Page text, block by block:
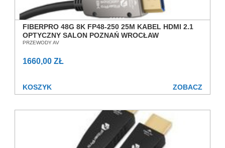
FIBERPRO 48G 8K FP48-250 25M KABEL HDMI 2.1
OPTYCZNY SALON POZNAŃ WROCŁAW
PRZEWODY AV
1660,00 ZŁ
KOSZYK ZOBACZ